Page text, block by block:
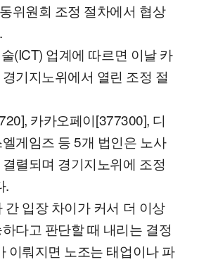
위원회 조정 절차에서 협상
(ICT) 업계에 따르면 이날 카
기지노위에서 열린 조정 절
카카오페이[377300], 디
게임즈 등 5개 법인은 노사
렬되며 경기지노위에 조정
.
간 입장 차이가 커서 더 이상
다고 판단할 때 내리는 결정
이뤄지면 노조는 태업이나 파